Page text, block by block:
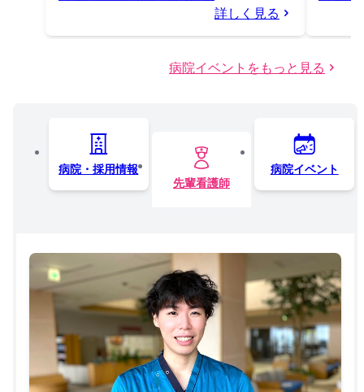
詳しく見る
病院イベントをもっと見る
病院・採用情報
先輩看護師
病院イベント